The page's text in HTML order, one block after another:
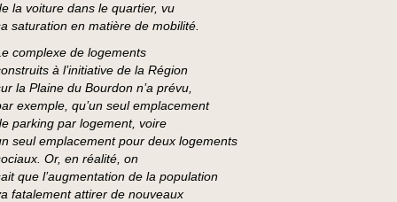
la voiture dans le quartier, vu
saturation en matière de mobilité.
complexe de logements
à l’initiative de la Région
la Plaine du Bourdon n’a prévu,
exemple, qu’un seul emplacement
parking par logement, voire
seul emplacement pour deux logements
Or, en réalité, on
que l’augmentation de la population
fatalement attirer de nouveaux